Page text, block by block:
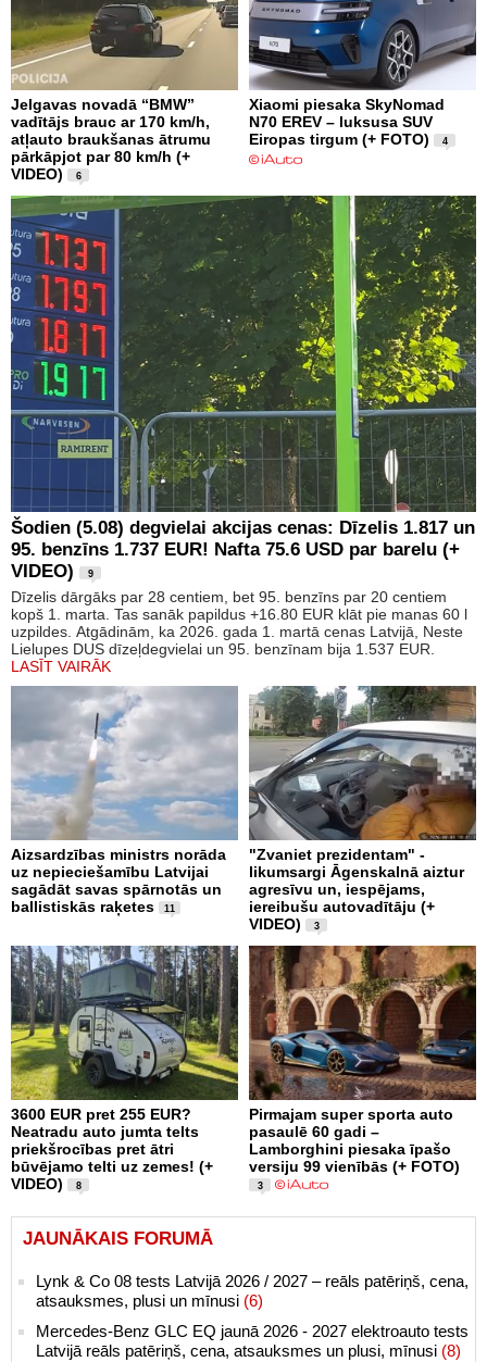
Jelgavas novadā “BMW”
vadītājs brauc ar 170 km/h,
atļauto braukšanas ātrumu
pārkāpjot par 80 km/h (+
VIDEO)
6
Xiaomi piesaka SkyNomad
N70 EREV – luksusa SUV
Eiropas tirgum (+ FOTO)
4
Šodien (5.08) degvielai akcijas cenas: Dīzelis 1.817 un
95. benzīns 1.737 EUR! Nafta 75.6 USD par barelu (+
VIDEO)
9
Dīzelis dārgāks par 28 centiem, bet 95. benzīns par 20 centiem
kopš 1. marta. Tas sanāk papildus +16.80 EUR klāt pie manas 60 l
uzpildes. Atgādinām, ka 2026. gada 1. martā cenas Latvijā, Neste
Lielupes DUS dīzeļdegvielai un 95. benzīnam bija 1.537 EUR.
LASĪT VAIRĀK
Aizsardzības ministrs norāda
uz nepieciešamību Latvijai
sagādāt savas spārnotās un
ballistiskās raķetes
11
"Zvaniet prezidentam" -
likumsargi Āgenskalnā aiztur
agresīvu un, iespējams,
iereibušu autovadītāju (+
VIDEO)
3
3600 EUR pret 255 EUR?
Neatradu auto jumta telts
priekšrocības pret ātri
būvējamo telti uz zemes! (+
VIDEO)
8
Pirmajam super sporta auto
pasaulē 60 gadi –
Lamborghini piesaka īpašo
versiju 99 vienībās (+ FOTO)
3
JAUNĀKAIS FORUMĀ
Lynk & Co 08 tests Latvijā 2026 / 2027 – reāls patēriņš, cena,
atsauksmes, plusi un mīnusi (6)
Mercedes-Benz GLC EQ jaunā 2026 - 2027 elektroauto tests
Latvijā reāls patēriņš, cena, atsauksmes un plusi, mīnusi (8)